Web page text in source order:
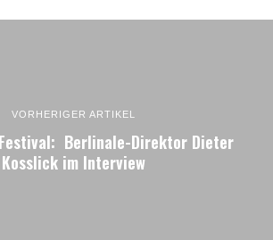
VORHERIGER ARTIKEL
Berlinale-Direktor Dieter
Kosslick im Interview